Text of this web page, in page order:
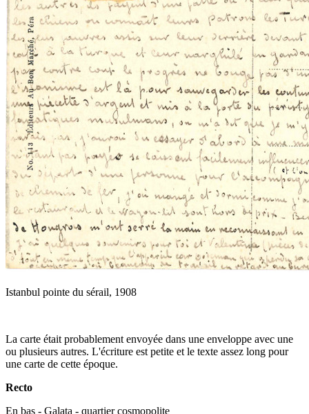
Istanbul pointe du sérail, 1908
La carte était probablement envoyée dans une enveloppe avec une
ou plusieurs autres. L'écriture est petite et le texte assez long pour
une carte de cette époque.
Recto
En bas - Galata - quartier cosmopolite